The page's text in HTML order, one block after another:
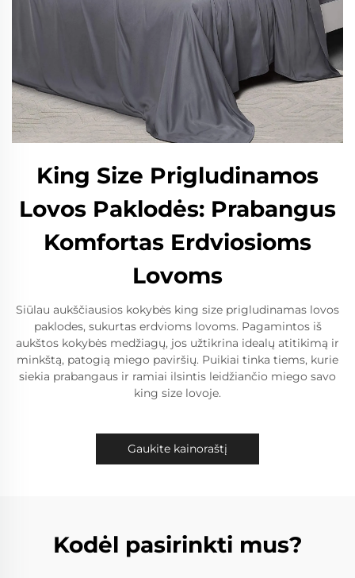
King Size Prigludinamos
Lovos Paklodės: Prabangus
Komfortas Erdviosioms
Lovoms
Siūlau aukščiausios kokybės king size prigludinamas lovos
paklodes, sukurtas erdvioms lovoms. Pagamintos iš
aukštos kokybės medžiagų, jos užtikrina idealų atitikimą ir
minkštą, patogią miego paviršių. Puikiai tinka tiems, kurie
siekia prabangaus ir ramiai ilsintis leidžiančio miego savo
king size lovoje.
Gaukite kainoraštį
Kodėl pasirinkti mus?